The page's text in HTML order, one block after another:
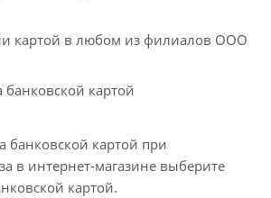
картой в любом из филиалов ООО
картой
банковской картой при
в интернет-магазине выберите
картой.